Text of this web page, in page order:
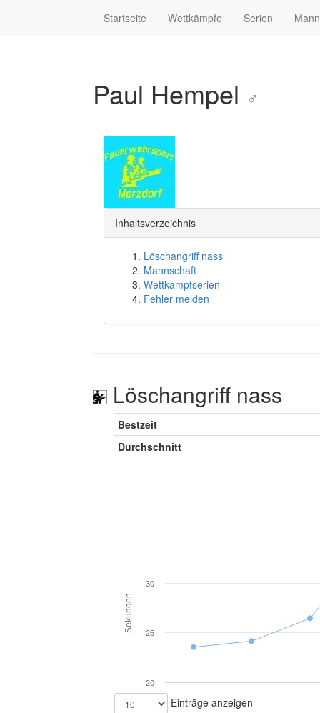
Startseite Wettkämpfe Serien
Paul Hempel ♂
Inhaltsverzeichnis
Löschangriff nass
Mannschaft
Wettkampfserien
Fehler melden
Löschangriff nass
Bestzeit
Durchschnitt
Sekunden
20
25
30
Einträge anzeigen